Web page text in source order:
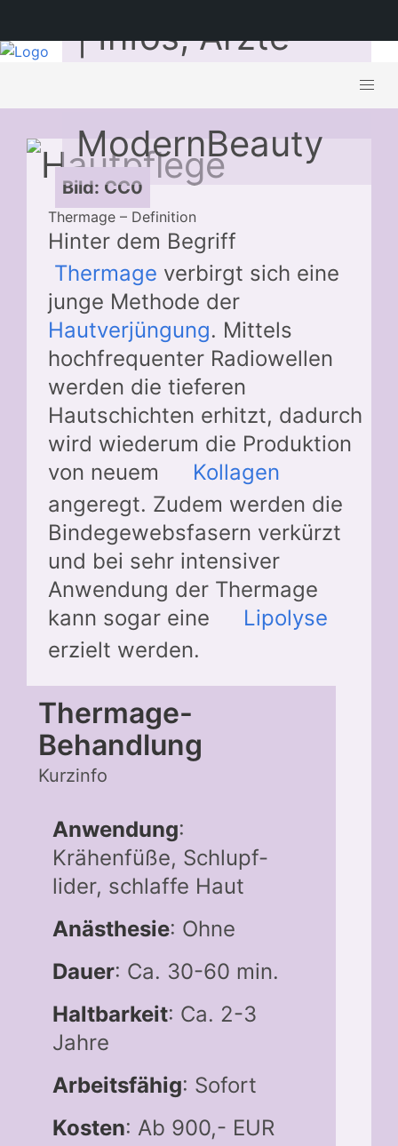
Bild: CC0
| Infos, Ärzte
ModernBeauty
Thermage – Definition
Hinter dem Begriff
Thermage verbirgt sich eine
junge Methode der
Hautverjüngung. Mittels
hochfrequenter Radiowellen
werden die tieferen
Hautschichten erhitzt, dadurch
wird wiederum die Produktion
von neuem
Kollagen
angeregt. Zudem werden die
Bindegewebsfasern verkürzt
und bei sehr intensiver
Anwendung der Thermage
kann sogar eine
Lipolyse
erzielt werden.
Thermage-
Behandlung
Kurzinfo
Anwendung:
Krähenfüße, Schlupf-
lider, schlaffe Haut
Anästhesie: Ohne
Dauer: Ca. 30-60 min.
Haltbarkeit: Ca. 2-3
Jahre
Arbeitsfähig: Sofort
Kosten: Ab 900,- EUR